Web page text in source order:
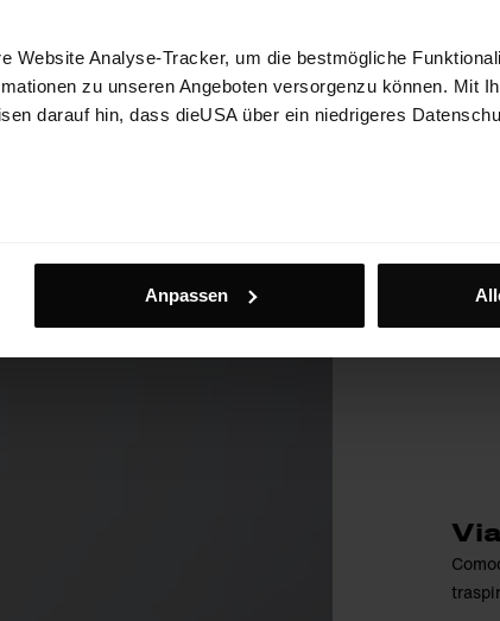
Website Analyse-Tracker, um die bestmögliche
zu unseren Angeboten versorgenzu können. Mit
darauf hin, dass dieUSA über ein niedrigeres
Anpassen